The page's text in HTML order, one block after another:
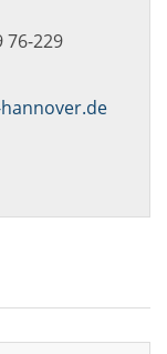
76-229